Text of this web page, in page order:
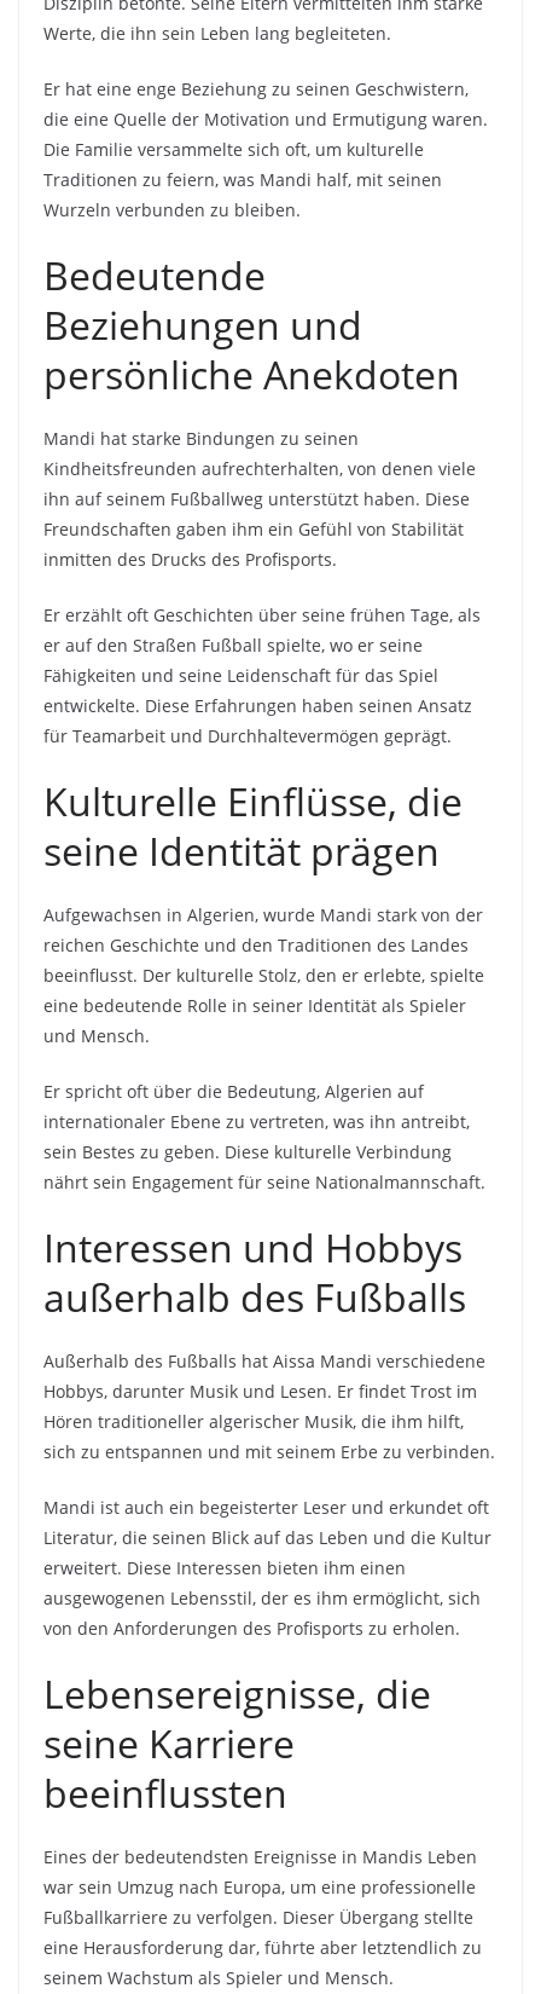
Werte, die ihn sein Leben lang begleiteten.
Er hat eine enge Beziehung zu seinen Geschwistern,
die eine Quelle der Motivation und Ermutigung waren.
Die Familie versammelte sich oft, um kulturelle
Traditionen zu feiern, was Mandi half, mit seinen
Wurzeln verbunden zu bleiben.
Bedeutende
Beziehungen und
persönliche Anekdoten
Mandi hat starke Bindungen zu seinen
Kindheitsfreunden aufrechterhalten, von denen viele
ihn auf seinem Fußballweg unterstützt haben. Diese
Freundschaften gaben ihm ein Gefühl von Stabilität
inmitten des Drucks des Profisports.
Er erzählt oft Geschichten über seine frühen Tage, als
er auf den Straßen Fußball spielte, wo er seine
Fähigkeiten und seine Leidenschaft für das Spiel
entwickelte. Diese Erfahrungen haben seinen Ansatz
für Teamarbeit und Durchhaltevermögen geprägt.
Kulturelle Einflüsse, die
seine Identität prägen
Aufgewachsen in Algerien, wurde Mandi stark von der
reichen Geschichte und den Traditionen des Landes
beeinflusst. Der kulturelle Stolz, den er erlebte, spielte
eine bedeutende Rolle in seiner Identität als Spieler
und Mensch.
Er spricht oft über die Bedeutung, Algerien auf
internationaler Ebene zu vertreten, was ihn antreibt,
sein Bestes zu geben. Diese kulturelle Verbindung
nährt sein Engagement für seine Nationalmannschaft.
Interessen und Hobbys
außerhalb des Fußballs
Außerhalb des Fußballs hat Aissa Mandi verschiedene
Hobbys, darunter Musik und Lesen. Er findet Trost im
Hören traditioneller algerischer Musik, die ihm hilft,
sich zu entspannen und mit seinem Erbe zu verbinden.
Mandi ist auch ein begeisterter Leser und erkundet oft
Literatur, die seinen Blick auf das Leben und die Kultur
erweitert. Diese Interessen bieten ihm einen
ausgewogenen Lebensstil, der es ihm ermöglicht, sich
von den Anforderungen des Profisports zu erholen.
Lebensereignisse, die
seine Karriere
beeinflussten
Eines der bedeutendsten Ereignisse in Mandis Leben
war sein Umzug nach Europa, um eine professionelle
Fußballkarriere zu verfolgen. Dieser Übergang stellte
eine Herausforderung dar, führte aber letztendlich zu
seinem Wachstum als Spieler und Mensch.